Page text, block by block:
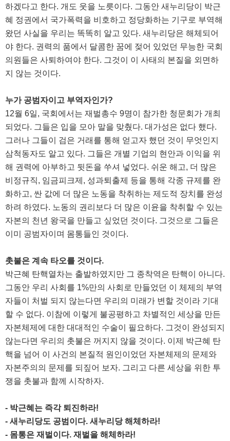
하겠다고 한다. 개도 웃을 노릇이다. 그동안 새누리당이 박근
혜 정권에서 국가폭력을 비호하고 정당화하는 기구로 부역해
왔던 사실을 우리는 똑똑히 알고 있다. 새누리당은 해체되어
야 한다. 권력의 품에서 달콤한 꿈에 젖어 있었던 무능한 국회
의원들은 사퇴하여야 한다. 그것이 이 사태의 본질을 외면하
지 않는 것이다.
누가 공범자이고 부역자인가?
12월 6일, 국회에서는 재벌총수 9명이 참가한 청문회가 개최
되었다. 그들은 입을 모아 말을 맞췄다. 대가성은 없다 했다.
그러나 그들이 검은 거래를 통해 얻고자 했던 것이 무엇인지
삼척동자도 알고 있다. 그들은 개별 기업의 현안과 이익을 위
해 권력에 아부하고 뒷돈을 쑤셔 넣었다. 쉬운 해고, 더 많은
비정규직, 임금피크제 , 성과퇴출제 등을 통해 각종 규제를 완
화하고, 싼 값에 더 많은 노동을 착취하는 제도적 장치를 완성
하려 하였다. 노동의 권리보다 더 많은 이윤을 착취할 수 있는
자본의 천년 왕국을 만들고 싶었던 것이다. 그것으로 그들은
이미 공범자이며 몸통들인 것이다.
촛불은 계속 타오를 것이다.
박근혜 탄핵열차는 출발하였지만 그 종착역은 탄핵이 아니다.
그동안 우리 사회를 1%만의 사회로 만들었던 이 체제의 부역
자들이 처벌 되지 않는다면 우리의 미래가 변할 것이라 기대
할 수 없다. 이참에 이렇게 불공평하고 차별적인 세상을 만든
자본체제에 대한 대대적인 수술이 필요하다. 그것이 완성되지
않는다면 우리의 촛불은 꺼지지 않을 것이다. 이제 박근혜 탄
핵을 넘어 이 사건의 본질적 원인이었던 자본체제의 문제와
자본주의의 문제를 되짚어 보자. 그리고 다른 세상을 위한 투
쟁을 촛불과 함께 시작하자.
- 박근혜는 즉각 퇴진하라!
- 새누리당도 공범이다. 새누리당 해체하라!
- 몸통은 재벌이다. 재벌을 해체하라!